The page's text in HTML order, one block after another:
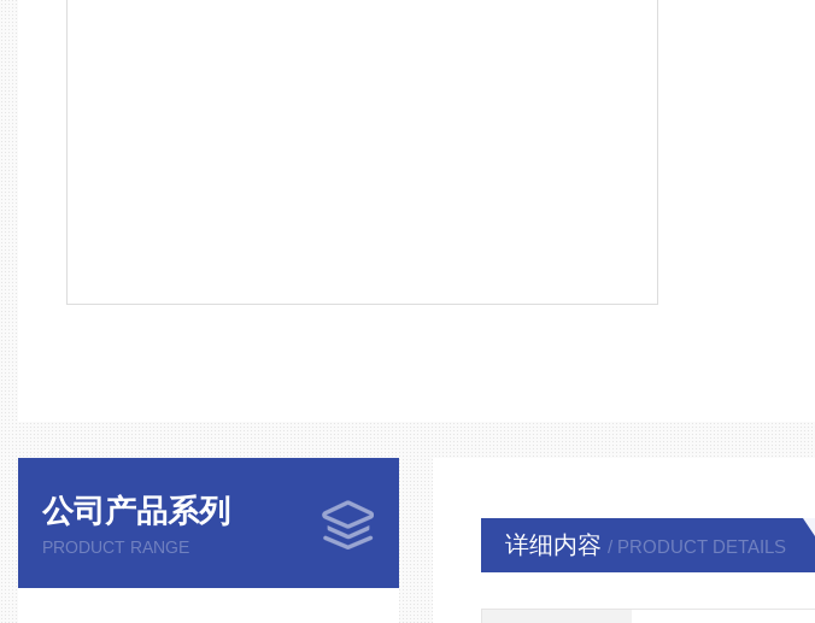
公司产品系列
PRODUCT RANGE 详细内容 / PRODUCT DETAILS